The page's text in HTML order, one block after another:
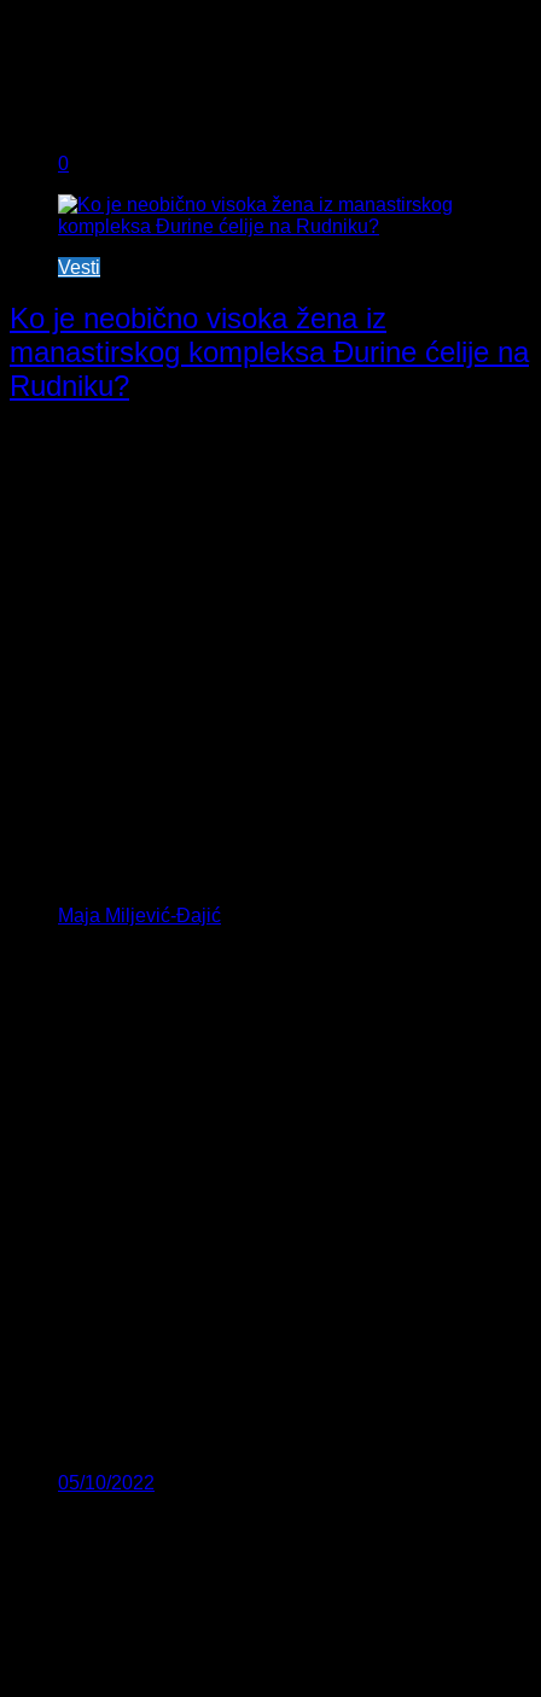
0
Vesti
Ko je neobično visoka žena iz
manastirskog kompleksa Đurine ćelije na
Rudniku?
Maja Miljević-Đajić
05/10/2022